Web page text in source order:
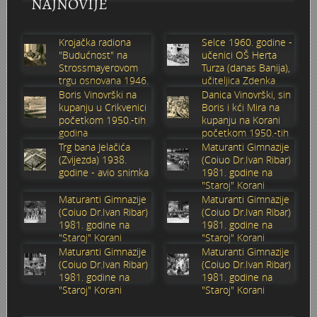
Štamparija Ognjen Price - Karlovačka tiskara
Zima 1967. godine
Zagreb - Karlovac 1:1
Vukmanić 1975. godine
Vatrogasna vježba
VAGA
Trgovina Merkur
Pothodnik
Ramo
Razglednice Karlovca
Tehnička škola generacija 1981/1982
Zidić
Čoki
Štafeta mladosti 1988.
Nikola Perić - kroničar Karlovca, kolekcionar, novinar i
Obitelj Balaš
Obitelj Hauptfeld
NAJNOVIJE
Krojačka radiona
"Budućnost" na
Strossmayerovom
trgu osnovana 1946.
godine
Selce 1960. godine -
učenici OŠ Herta
Turza (danas Banija),
učiteljica Zdenka
Sabolić
Boris Vinovrški na
kupanju u Crikvenici
početkom 1950.-tih
godina
Danica Vinovrški, sin
Boris i kći Mira na
kupanju na Korani
početkom 1950.-tih
godina
Trg bana Jelačića
(Zvijezda) 1938.
godine - avio snimka
Maturanti Gimnazije
(Coiuo Dr.Ivan Ribar)
1981. godine na
"Staroj" Korani
Maturanti Gimnazije
(Coiuo Dr.Ivan Ribar)
1981. godine na
"Staroj" Korani
Maturanti Gimnazije
(Coiuo Dr.Ivan Ribar)
1981. godine na
"Staroj" Korani
Maturanti Gimnazije
(Coiuo Dr.Ivan Ribar)
1981. godine na
"Staroj" Korani
Maturanti Gimnazije
(Coiuo Dr.Ivan Ribar)
1981. godine na
"Staroj" Korani